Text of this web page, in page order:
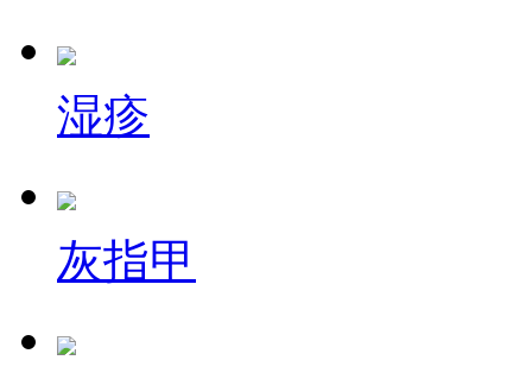
湿疹
灰指甲